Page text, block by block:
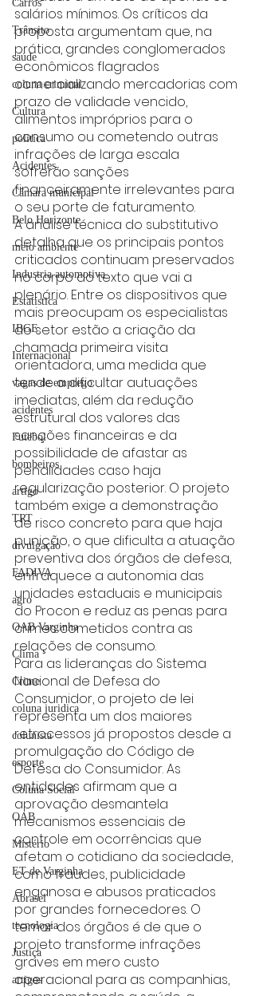
Carros
Trânsito
saúde
coluna criminal
Cultura
politica
Acidentes
Câmara municipal
Belo Horizonte
meio ambiente
Industria automotiva
Estatística
IBGE
Internacional
vagas de emprego
acidentes
Futebol
bombeiros
artigo
TRT
divulgação
FADIVA
agro
OAB Varginha
Clima
Crime
coluna juridica
colunista
esporte
Coluna Social
OAB
Mistério
ET de Varginha
Abrasel
tecnologia
Justiça
artigos
salários mínimos. Os críticos da
proposta argumentam que, na
prática, grandes conglomerados
econômicos flagrados
comercializando mercadorias com
prazo de validade vencido,
alimentos impróprios para o
consumo ou cometendo outras
infrações de larga escala
sofrerão sanções
financeiramente irrelevantes para
o seu porte de faturamento.
A análise técnica do substitutivo
detalha que os principais pontos
criticados continuam preservados
no corpo do texto que vai a
plenário. Entre os dispositivos que
mais preocupam os especialistas
do setor estão a criação da
chamada primeira visita
orientadora, uma medida que
tende a dificultar autuações
imediatas, além da redução
estrutural dos valores das
sanções financeiras e da
possibilidade de afastar as
penalidades caso haja
regularização posterior. O projeto
também exige a demonstração
de risco concreto para que haja
punição, o que dificulta a atuação
preventiva dos órgãos de defesa,
enfraquece a autonomia das
unidades estaduais e municipais
do Procon e reduz as penas para
crimes cometidos contra as
relações de consumo.
Para as lideranças do Sistema
Nacional de Defesa do
Consumidor, o projeto de lei
representa um dos maiores
retrocessos já propostos desde a
promulgação do Código de
Defesa do Consumidor. As
entidades afirmam que a
aprovação desmantela
mecanismos essenciais de
controle em ocorrências que
afetam o cotidiano da sociedade,
como fraudes, publicidade
enganosa e abusos praticados
por grandes fornecedores. O
temor dos órgãos é de que o
projeto transforme infrações
graves em mero custo
operacional para as companhias,